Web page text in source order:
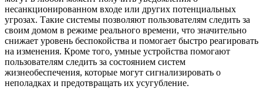
несанкционированном входе или других потенциальных
угрозах. Такие системы позволяют пользователям следить за
своим домом в режиме реального времени, что значительно
снижает уровень беспокойства и помогает быстро реагировать
на изменения. Кроме того, умные устройства помогают
пользователям следить за состоянием систем
жизнеобеспечения, которые могут сигнализировать о
неполадках и предотвращать их усугубление.